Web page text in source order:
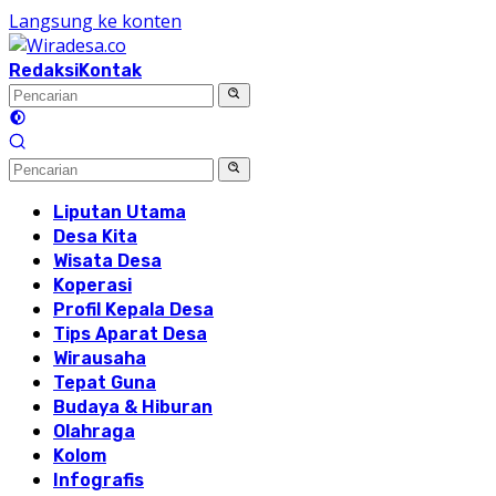
Langsung ke konten
RedaksiKontak
Liputan Utama
Desa Kita
Wisata Desa
Koperasi
Profil Kepala Desa
Tips Aparat Desa
Wirausaha
Tepat Guna
Budaya & Hiburan
Olahraga
Kolom
Infografis